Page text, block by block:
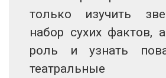
только изучить
набор сухих фактов,
роль и узнать
театральные